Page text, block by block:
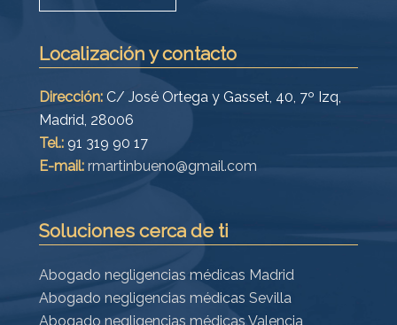
Localización y contacto
Dirección: C/ José Ortega y Gasset, 40, 7º Izq,
Madrid, 28006
Tel.: 91 319 90 17
E-mail: rmartinbueno@gmail.com
Soluciones cerca de ti
Abogado negligencias médicas Madrid
Abogado negligencias médicas Sevilla
Abogado negligencias médicas Valencia